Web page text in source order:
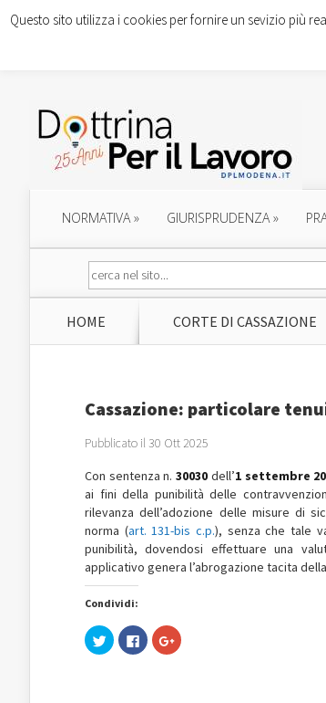
NORMATIVA» GIURISPRUDENZA»
HOME CORTE DI CASSAZIONE
Cassazione: particolare
Pubblicato il 30 Ott 2025
Con sentenza n.30030 dell’1 settembre
ai fini della punibilità delle
rilevanza dell’adozione delle misure di
norma (art. 131-bis c.p.), senza che tale
punibilità, dovendosi effettuare una
applicativo genera l’abrogazione tacita
Condividi:
Fai
clic
Fai
clic
Fai
clic
Questo sito utilizza i cookies per fornire un sevizio più